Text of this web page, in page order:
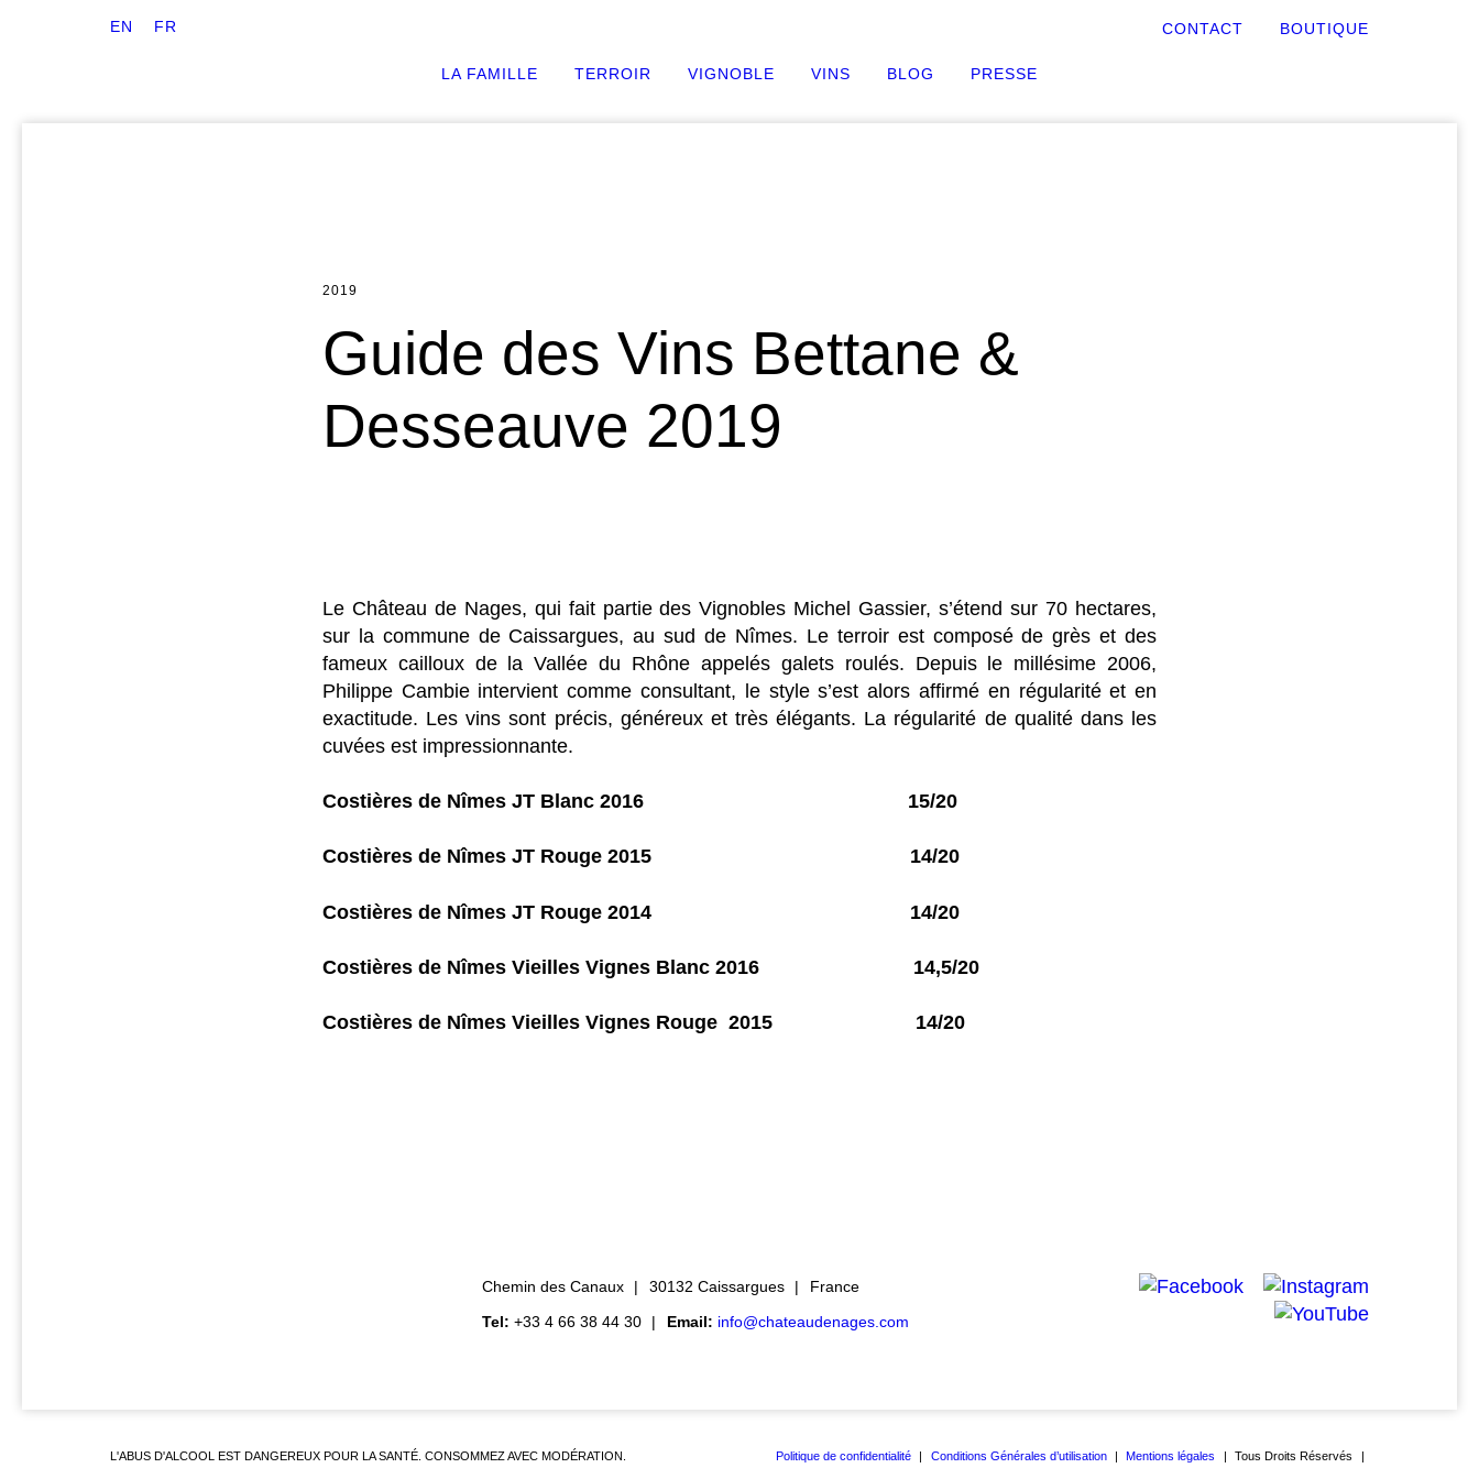
EN FR CONTACT BOUTIQUE
LA FAMILLE TERROIR VIGNOBLE VINS BLOG PRESSE
2019
Guide des Vins Bettane &
Desseauve 2019
Le Château de Nages, qui fait partie des Vignobles Michel Gassier, s’étend sur 70 hectares,
sur la commune de Caissargues, au sud de Nîmes. Le terroir est composé de grès et des
fameux cailloux de la Vallée du Rhône appelés galets roulés. Depuis le millésime 2006,
Philippe Cambie intervient comme consultant, le style s’est alors affirmé en régularité et en
exactitude. Les vins sont précis, généreux et très élégants. La régularité de qualité dans les
cuvées est impressionnante.
Costières de Nîmes JT Blanc 2016 15/20
Costières de Nîmes JT Rouge 2015 14/20
Costières de Nîmes JT Rouge 2014 14/20
Costières de Nîmes Vieilles Vignes Blanc 2016 14,5/20
Costières de Nîmes Vieilles Vignes Rouge 2015 14/20
Chemin des Canaux 30132 Caissargues
France
Tel: +33 4 66 38 44 30 Email: info@chateaudenages.com
L'ABUS D'ALCOOL EST DANGEREUX POUR LA SANTÉ. CONSOMMEZ AVEC MODÉRATION. Politique de confidentialité Conditions Générales d’utilisation Mentions légales Tous Droits Réservés